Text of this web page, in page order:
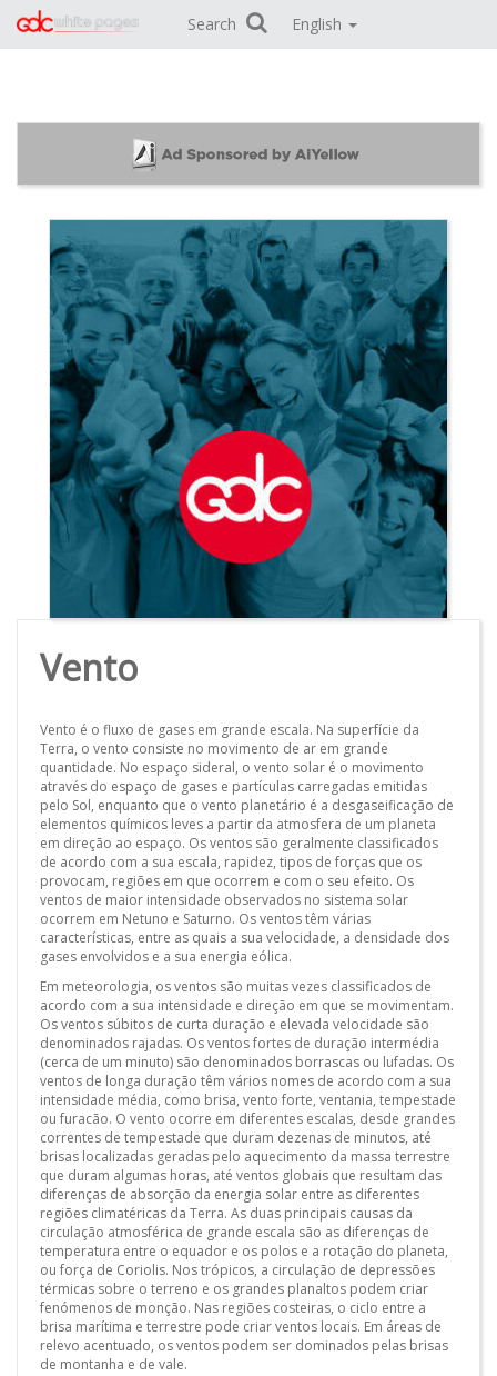
Search English
Vento
Vento é o fluxo de gases em grande escala. Na superfície da
Terra, o vento consiste no movimento de ar em grande
quantidade. No espaço sideral, o vento solar é o movimento
através do espaço de gases e partículas carregadas emitidas
pelo Sol, enquanto que o vento planetário é a desgaseificação de
elementos químicos leves a partir da atmosfera de um planeta
em direção ao espaço. Os ventos são geralmente classificados
de acordo com a sua escala, rapidez, tipos de forças que os
provocam, regiões em que ocorrem e com o seu efeito. Os
ventos de maior intensidade observados no sistema solar
ocorrem em Netuno e Saturno. Os ventos têm várias
características, entre as quais a sua velocidade, a densidade dos
gases envolvidos e a sua energia eólica.
Em meteorologia, os ventos são muitas vezes classificados de
acordo com a sua intensidade e direção em que se movimentam.
Os ventos súbitos de curta duração e elevada velocidade são
denominados rajadas. Os ventos fortes de duração intermédia
(cerca de um minuto) são denominados borrascas ou lufadas. Os
ventos de longa duração têm vários nomes de acordo com a sua
intensidade média, como brisa, vento forte, ventania, tempestade
ou furacão. O vento ocorre em diferentes escalas, desde grandes
correntes de tempestade que duram dezenas de minutos, até
brisas localizadas geradas pelo aquecimento da massa terrestre
que duram algumas horas, até ventos globais que resultam das
diferenças de absorção da energia solar entre as diferentes
regiões climatéricas da Terra. As duas principais causas da
circulação atmosférica de grande escala são as diferenças de
temperatura entre o equador e os polos e a rotação do planeta,
ou força de Coriolis. Nos trópicos, a circulação de depressões
térmicas sobre o terreno e os grandes planaltos podem criar
fenómenos de monção. Nas regiões costeiras, o ciclo entre a
brisa marítima e terrestre pode criar ventos locais. Em áreas de
relevo acentuado, os ventos podem ser dominados pelas brisas
de montanha e de vale.